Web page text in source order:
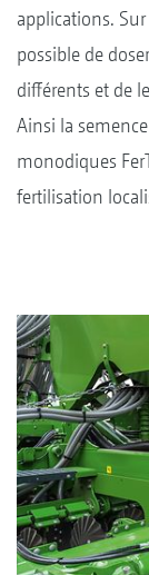
applications.
possible de
différents et de
Ainsi la
monodiques
fertilisation